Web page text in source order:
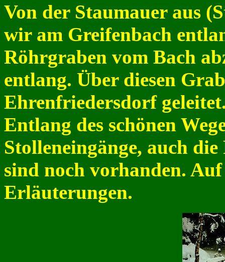
Von der Staumauer aus
wir am Greifenbach
Röhrgraben vom Bach
entlang. Über diesen
Ehrenfriedersdorf
Entlang des schönen
Stolleneingänge, auch
sind noch vorhanden.
Erläuterungen.